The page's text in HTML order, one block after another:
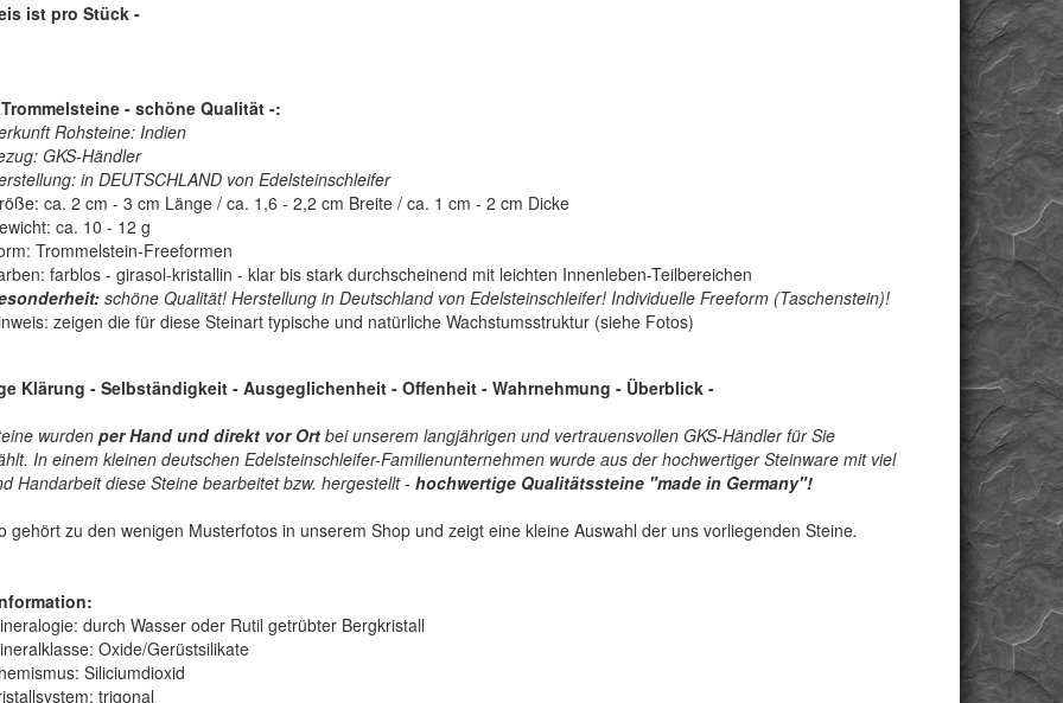
ist pro Stück -
- schöne Qualität -:
Rohsteine: Indien
GKS-Händler
in DEUTSCHLAND von Edelsteinschleifer
ca. 2 cm - 3 cm Länge / ca. 1,6 - 2,2 cm Breite / ca. 1 cm - 2 cm Dicke
ca. 10 - 12 g
Trommelstein-Freeformen
farblos - girasol-kristallin - klar bis stark durchscheinend mit leichten Innenleben-Teilbereichen
schöne Qualität! Herstellung in Deutschland von Edelsteinschleifer! Individuelle Freeform (Taschenstein)!
zeigen die für diese Steinart typische und natürliche Wachstumsstruktur (siehe Fotos)
Klärung - Selbständigkeit - Ausgeglichenheit - Offenheit - Wahrnehmung - Überblick -
wurden per Hand und direkt vor Ortbei unserem langjährigen und vertrauensvollen GKS-Händler für Sie
In einem kleinen deutschen Edelsteinschleifer-Familienunternehmen wurde aus der hochwertiger Steinware mit viel
Handarbeit diese Steine bearbeitet bzw. hergestellt - hochwertige Qualitätssteine "made in Germany"!
gehört zu den wenigen Musterfotos in unserem Shop und zeigt eine kleine Auswahl der uns vorliegenden Steine.
durch Wasser oder Rutil getrübter Bergkristall
Oxide/Gerüstsilikate
Siliciumdioxid
trigonal